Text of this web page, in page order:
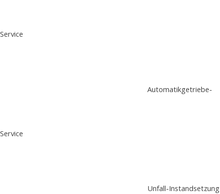
Service
Automatikgetriebe-
Service
Unfall-Instandsetzung